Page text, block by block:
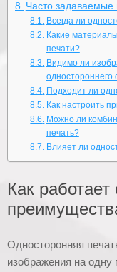
Часто задаваемые
Всегда ли
Какие
печати?
Видимо ли
одностороннего
Подходит ли
Как настроить
Можно ли
печать?
Влияет ли
Как
Односторонняя
изображения на